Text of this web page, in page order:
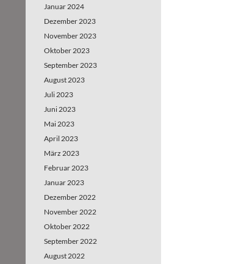
Januar 2024
Dezember 2023
November 2023
Oktober 2023
September 2023
August 2023
Juli 2023
Juni 2023
Mai 2023
April 2023
März 2023
Februar 2023
Januar 2023
Dezember 2022
November 2022
Oktober 2022
September 2022
August 2022